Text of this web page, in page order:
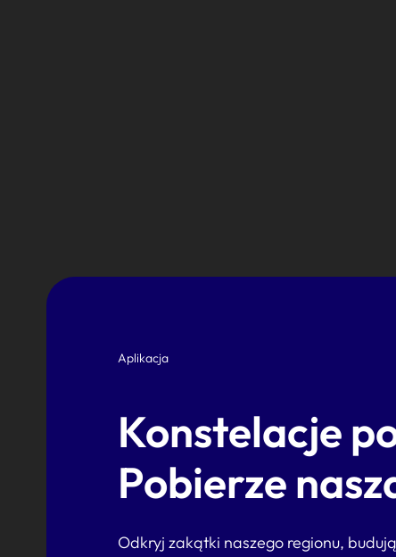
Aplikacja
Konstelacje
Pobierze
Odkryj zakątki naszego regionu,